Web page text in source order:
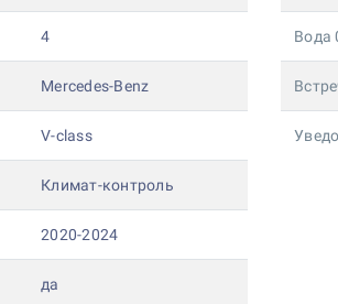
4
Mercedes-Benz
V-class
Климат-контроль
2020-2024
да
Вода